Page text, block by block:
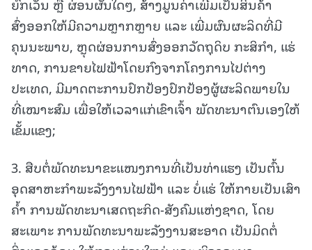
ຍົກເວັ້ນ ຫຼື ຜ່ອນຜັນໃດໆ, ສ້າງມູນຄ່າເພີ່ມເປັນສິນຄ້າ
ສົ່ງອອກໃຫ້ມີຄວາມຫຼາກຫຼາຍ ແລະ ເພີ່ມຜົນຜະລິດທີ່ມີ
ຄຸນນະພາບ, ຫຼຸດຜ່ອນການສົ່ງອອກວັດຖຸດິບ ກະສິກຳ, ແຮ່
ທາດ, ການຂາຍໄຟຟ້າໂດຍກົງຈາກໂຄງການໄປຕ່າງ
ປະເທດ, ມີມາດຕະການປົກປ້ອງປົກປ້ອງຜູ້ຜະລິດພາຍໃນ
ທີ່ເໝາະສົມ ເພື່ອໃຫ້ເວລາແກ່ເຂົາເຈົ້າ ພັດທະນາຕົນເອງໃຫ້
ເຂັ້ມແຂງ;
3. ສືບຕໍ່ພັດທະນາຂະແໜງການທີ່ເປັນທ່າແຮງ ເປັນຕົ້ນ
ອຸດສາຫະກຳພະລັງງານໄຟຟ້າ ແລະ ບໍ່ແຮ່ ໃຫ້ກາຍເປັນເສົາ
ຄໍ້າ ການພັດທະນາເສດຖະກິດ-ສັງຄົມແຫ່ງຊາດ, ໂດຍ
ສະເພາະ ການພັດທະນາພະລັງງານສະອາດ ເປັນມິດຕໍ່